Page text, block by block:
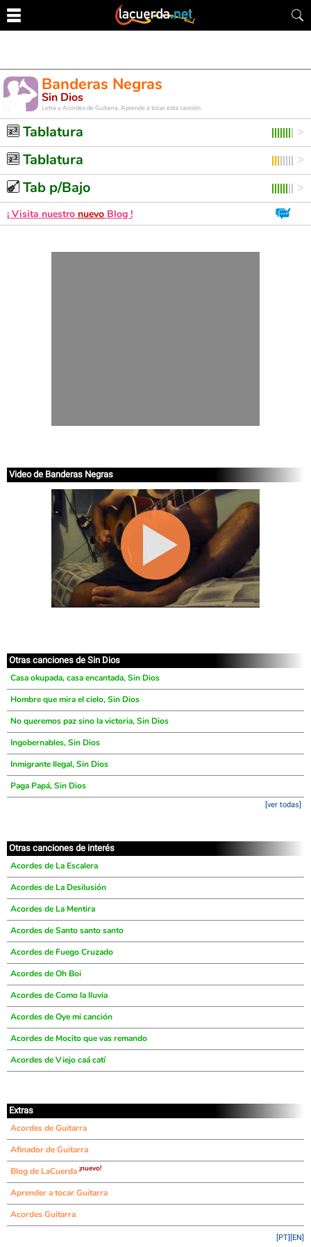
Banderas Negras
Sin Dios
Letra y Acordes de Guitarra. Aprende a tocar esta canción
Tablatura
Tablatura
Tab p/Bajo
¡ Visita nuestro nuevo Blog !
Video de Banderas Negras
Otras canciones de Sin Dios
Casa okupada, casa encantada, Sin Dios
Hombre que mira el cielo, Sin Dios
No queremos paz sino la victoria, Sin Dios
Ingobernables, Sin Dios
Inmigrante Ilegal, Sin Dios
Paga Papá, Sin Dios
[ver todas]
Otras canciones de interés
Acordes de La Escalera
Acordes de La Desilusión
Acordes de La Mentira
Acordes de Santo santo santo
Acordes de Fuego Cruzado
Acordes de Oh Boi
Acordes de Como la lluvia
Acordes de Oye mi canción
Acordes de Mocito que vas remando
Acordes de Viejo caá catí
Extras
Acordes de Guitarra
Afinador de Guitarra
Blog de LaCuerda ¡nuevo!
Aprender a tocar Guitarra
Acordes Guitarra
[EN]
[PT]